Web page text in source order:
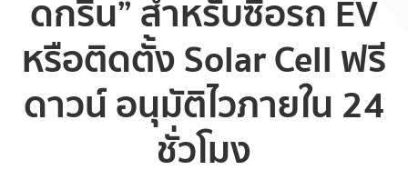
ดกรีน” สำหรับซื้อรถ EV
หรือติดตั้ง Solar Cell ฟรี
ดาวน์ อนุมัติไวภายใน 24
ชั่วโมง